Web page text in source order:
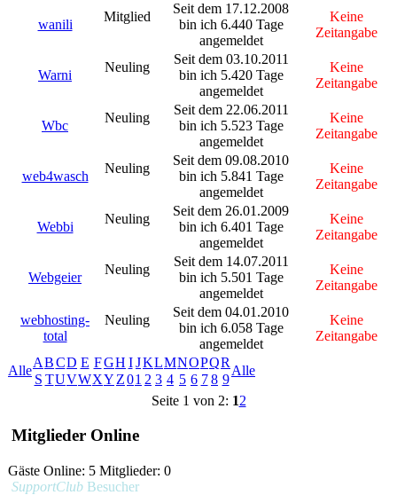
wanili
Mitglied
Seit dem 17.12.2008
bin ich 6.440 Tage
angemeldet
Keine
Zeitangabe
Warni
Neuling
Seit dem 03.10.2011
bin ich 5.420 Tage
angemeldet
Keine
Zeitangabe
Wbc
Neuling
Seit dem 22.06.2011
bin ich 5.523 Tage
angemeldet
Keine
Zeitangabe
web4wasch
Neuling
Seit dem 09.08.2010
bin ich 5.841 Tage
angemeldet
Keine
Zeitangabe
Webbi
Neuling
Seit dem 26.01.2009
bin ich 6.401 Tage
angemeldet
Keine
Zeitangabe
Webgeier
Neuling
Seit dem 14.07.2011
bin ich 5.501 Tage
angemeldet
Keine
Zeitangabe
webhosting-
total
Neuling
Seit dem 04.01.2010
bin ich 6.058 Tage
angemeldet
Keine
Zeitangabe
Alle
ABCD E FGH I JKLMNOPQR
Alle
S TUVWXYZ01 2 3 4 5 6 7 8 9
Seite 1 von 2: 12
Mitglieder Online
Gäste Online: 5 Mitglieder: 0
SupportClub Besucher